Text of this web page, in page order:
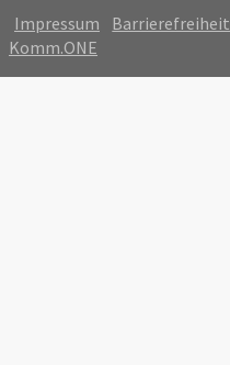
Impressum
Barrierefreiheit
Komm.ONE